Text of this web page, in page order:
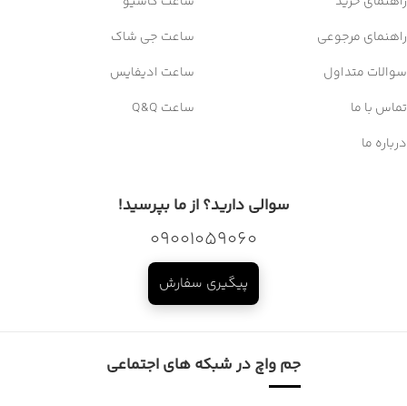
راهنمای مرجوعی
سوالات متداول
تماس با ما
درباره ما
ساعت جی شاک
ساعت ادیفایس
ساعت Q&Q
سوالی دارید؟ از ما بپرسید!
09001059060
پیگیری سفارش
جم واچ در شبکه های اجتماعی